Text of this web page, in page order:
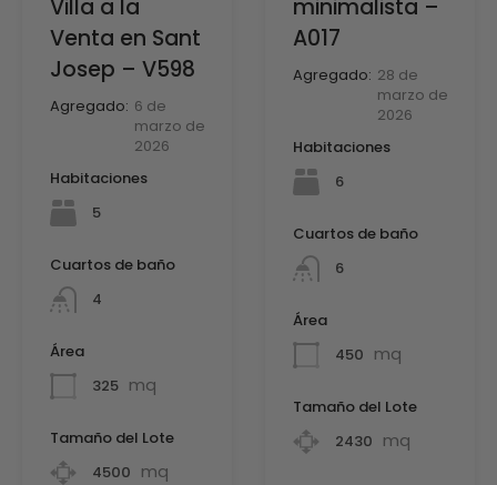
Villa a la
Venta en Sant
Josep – V598
Agregado: 6 de
marzo de
2026
Habitaciones
5
Cuartos de baño
4
Área
325 mq
Tamaño del Lote
4500 mq
minimalista –
A017
Agregado: 28 de
marzo de
2026
Habitaciones
6
Cuartos de baño
6
Área
450 mq
Tamaño del Lote
2430 mq